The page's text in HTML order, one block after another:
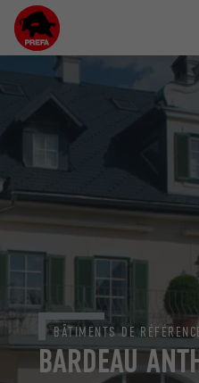
BARDEAU
BÂTIMENTS DE